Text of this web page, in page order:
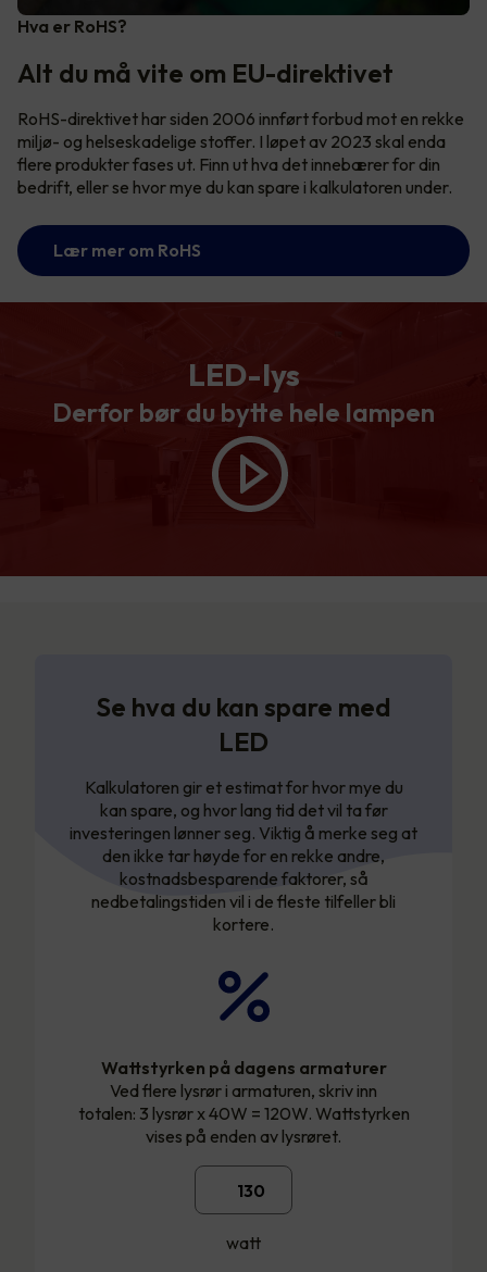
Hva er RoHS?
Alt du må vite om EU-direktivet
RoHS-direktivet har siden 2006 innført forbud mot en rekke
miljø- og helseskadelige stoffer. I løpet av 2023 skal enda
flere produkter fases ut. Finn ut hva det innebærer for din
bedrift, eller se hvor mye du kan spare i kalkulatoren under.
Lær mer om RoHS
LED-lys
Derfor bør du bytte hele lampen
Se hva du kan spare med
LED
Kalkulatoren gir et estimat for hvor mye du
kan spare, og hvor lang tid det vil ta før
investeringen lønner seg. Viktig å merke seg at
den ikke tar høyde for en rekke andre,
kostnadsbesparende faktorer, så
nedbetalingstiden vil i de fleste tilfeller bli
kortere.
Wattstyrken på dagens armaturer
Ved flere lysrør i armaturen, skriv inn
totalen: 3 lysrør x 40W = 120W. Wattstyrken
vises på enden av lysrøret.
watt